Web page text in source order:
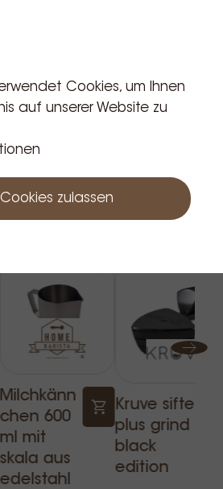
Produkte
Milchkänn
chen 600
ml mit
skala aus
edelstahl
Kruve sifter
plus grind
black
edition
Cookies, um Ihnen
auf unserer Website zu
zulassen